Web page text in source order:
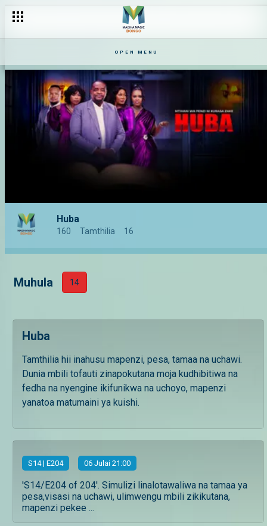
OPEN MENU
Huba
160 Tamthilia 16
Muhula 14
Huba
Tamthilia hii inahusu mapenzi, pesa, tamaa na uchawi.
Dunia mbili tofauti zinapokutana moja kudhibitiwa na
fedha na nyengine ikifunikwa na uchoyo, mapenzi
yanatoa matumaini ya kuishi.
S14 | E204 06 Julai 21:00
'S14/E204 of 204'. Simulizi linalotawaliwa na tamaa ya
pesa,visasi na uchawi, ulimwengu mbili zikikutana,
mapenzi pekee ...